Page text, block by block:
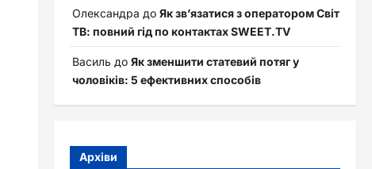
Олександра до Як зв’язатися з оператором Світ
ТВ: повний гід по контактах SWEET.TV
Василь до Як зменшити статевий потяг у
чоловіків: 5 ефективних способів
Архіви